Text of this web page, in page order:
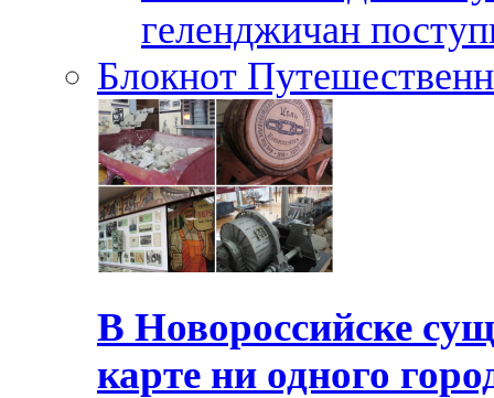
геленджичан
Блокнот
В Новороссийске
карте ни одного